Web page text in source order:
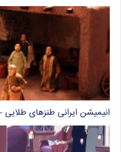
انیمیشن ایرانی طنزهای طلایی